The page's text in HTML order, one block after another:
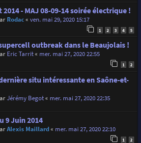
2014 - MAJ 08-09-14 soirée électrique !
Rodac« ven. mai 29, 2020 15:17
1 2 3 4 5
outbreak dans le Beaujolais !
Eric Tarrit« mer. mai 27, 2020 22:55
1 2
situ intéressante en Saône-et-
Jérémy Begot« mer. mai 27, 2020 22:35
9 Juin 2014
Alexis Maillard« mer. mai 27, 2020 22:10
1 2